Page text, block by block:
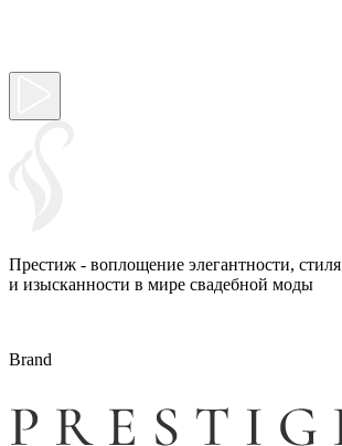
Престиж - воплощение элегантности, стиля
и изысканности в мире свадебной моды
Brand